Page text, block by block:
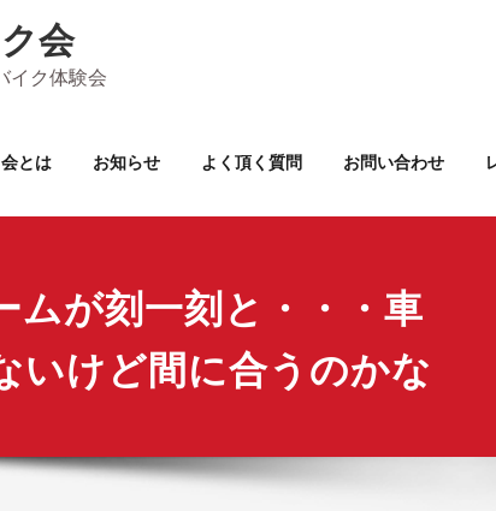
会
イク体験会
とは お知らせ よく頂く質問 お問い合わせ
ムが刻一刻と・・・車
いけど間に合うのかな